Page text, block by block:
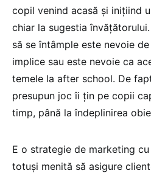
copil venind acasă şi iniţiind
chiar la sugestia
să se întâmple este nevoie
implice sau este nevoie ca
temele la after school. De
presupun joc îi ţin pe copii
timp, până la îndeplinirea
E o strategie de marketing
totuşi menită să asigure